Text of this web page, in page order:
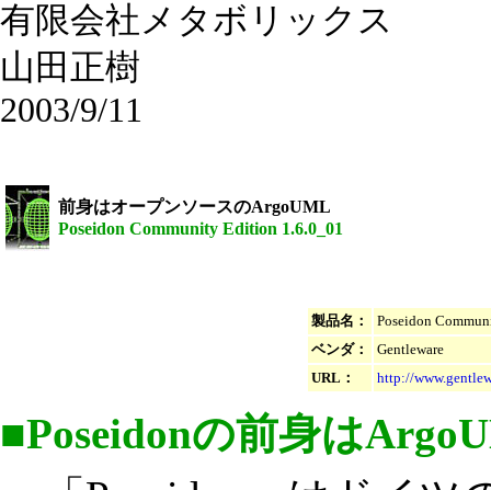
有限会社メタボリックス
山田正樹
2003/9/11
前身はオープンソースのArgoUML
Poseidon Community Edition 1.6.0_01
製品名：
Poseidon
ベンダ：
Gentleware
URL：
http://
■Poseidonの前身は